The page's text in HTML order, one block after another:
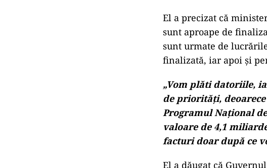
El a precizat că
sunt aproape de
sunt urmate de
finalizată, iar apoi și
„Vom plăti datoriile,
de priorități,
Programul Național
valoare de 4,1
facturi doar după ce
El a dăugat că